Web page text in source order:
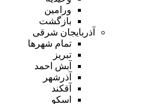
ورامین
بازگشت
آذربایجان شرقی
تمام شهر‌ها
تبریز
آبش احمد
آذرشهر
آقکند
اسکو